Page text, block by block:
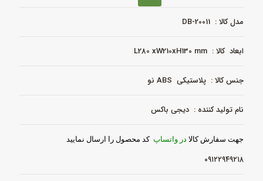
مدل کالا : DB-20011
ابعاد کالا : L280 xW210xH130 mm
جنس کالا : پلاستیکی ABS نو
نام تولید کننده : دیجی باکس
جهت سفارش کالا در واتساپکد محصول را ارسال نمایید
۰۹۱۲۲۹۴۹۲۱۸
شفاف
عدد